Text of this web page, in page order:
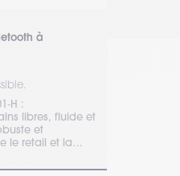
à
:
libres, fluide et
et
le retail et la